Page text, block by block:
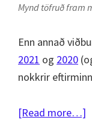
Mynd töfruð fram
Enn annað
2021 og 2020
nokkrir
[Read more…]